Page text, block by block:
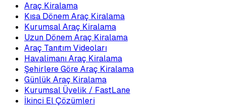
Araç Kiralama
Kısa Dönem Araç Kiralama
Kurumsal Araç Kiralama
Uzun Dönem Araç Kiralama
Araç Tanıtım Videoları
Havalimanı Araç Kiralama
Şehirlere Göre Araç Kiralama
Günlük Araç Kiralama
Kurumsal Üyelik / FastLane
İkinci El Çözümleri